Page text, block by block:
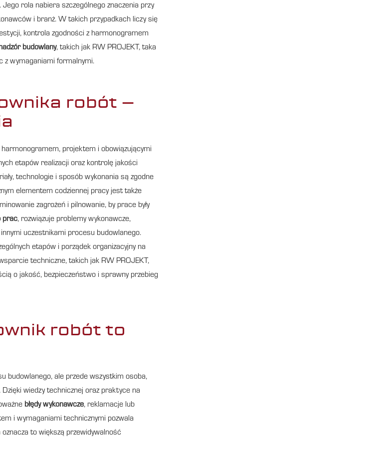
rola nabiera szczególnego znaczenia przy
i branż. W takich przypadkach liczy się
kontrola zgodności z harmonogramem
budowlany, takich jak RW PROJEKT, taka
z wymaganiami formalnymi.
robót –
projektem i obowiązującymi
etapów realizacji oraz kontrolę jakości
technologie i sposób wykonania są zgodne
elementem codziennej pracy jest także
zagrożeń i pilnowanie, by prace były
prac, rozwiązuje problemy wykonawcze,
uczestnikami procesu budowlanego.
etapów i porządek organizacyjny na
techniczne, takich jak RW PROJEKT,
o jakość, bezpieczeństwo i sprawny przebieg
robót to
budowlanego, ale przede wszystkim osoba,
wiedzy technicznej oraz praktyce na
błędy wykonawcze, reklamacje lub
i wymaganiami technicznymi pozwala
to większą przewidywalność